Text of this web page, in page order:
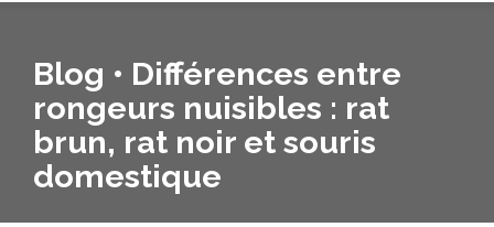
Blog • Différences entre
rongeurs nuisibles : rat
brun, rat noir et souris
domestique